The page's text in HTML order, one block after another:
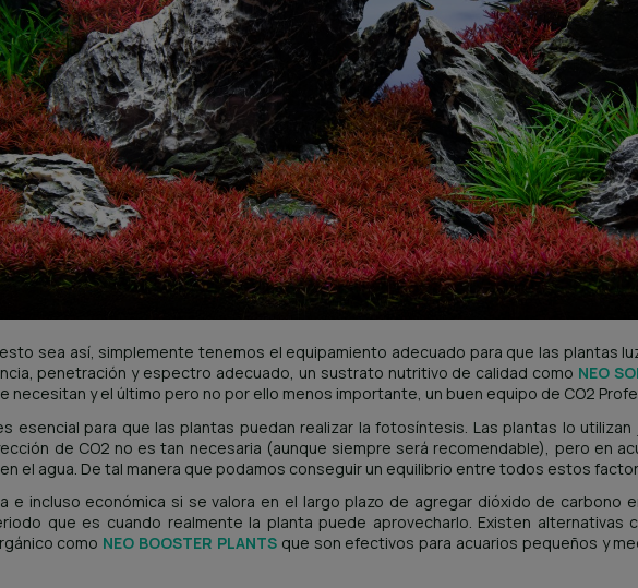
sea así, simplemente tenemos el equipamiento adecuado para que las plantas
penetración y espectro adecuado, un sustrato nutritivo de calidad como NEO
y el último pero no por ello menos importante, un buen equipo de CO2
esencial para que las plantas puedan realizar la fotosíntesis. Las plantas lo
de CO2 no es tan necesaria (aunque siempre será recomendable), pero en
el agua. De tal manera que podamos conseguir un equilibrio entre todos estos
e incluso económica si se valora en el largo plazo de agregar dióxido de carbono
que es cuando realmente la planta puede aprovecharlo. Existen alternativas
como NEO BOOSTER PLANTS que son efectivos para acuarios pequeños y